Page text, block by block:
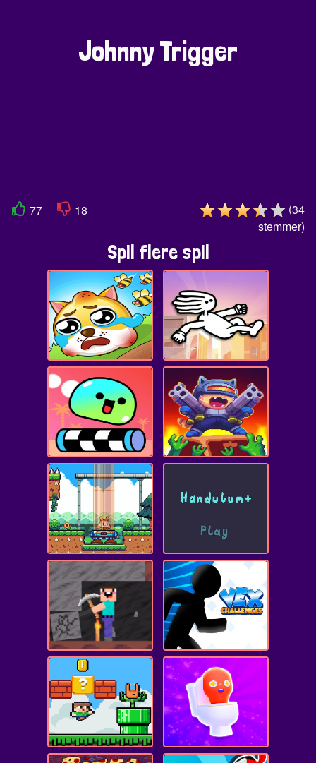
Johnny Trigger
77 18 (34
stemmer)
Spil flere spil